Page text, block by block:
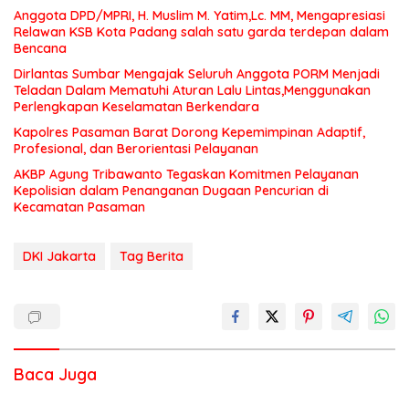
Anggota DPD/MPRI, H. Muslim M. Yatim,Lc. MM, Mengapresiasi
Relawan KSB Kota Padang salah satu garda terdepan dalam
Bencana
Dirlantas Sumbar Mengajak Seluruh Anggota PORM Menjadi
Teladan Dalam Mematuhi Aturan Lalu Lintas,Menggunakan
Perlengkapan Keselamatan Berkendara
Kapolres Pasaman Barat Dorong Kepemimpinan Adaptif,
Profesional, dan Berorientasi Pelayanan
AKBP Agung Tribawanto Tegaskan Komitmen Pelayanan
Kepolisian dalam Penanganan Dugaan Pencurian di
Kecamatan Pasaman
DKI Jakarta Tag Berita
Baca Juga